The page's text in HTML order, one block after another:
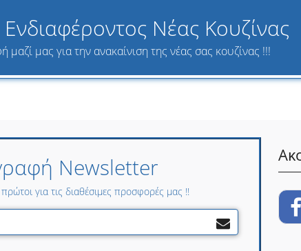
Νέας Κουζίνας
μαζί μας για την ανακαίνιση της νέας σας κουζίνας !!!
Newsletter
για τις διαθέσιμες προσφορές μας !!